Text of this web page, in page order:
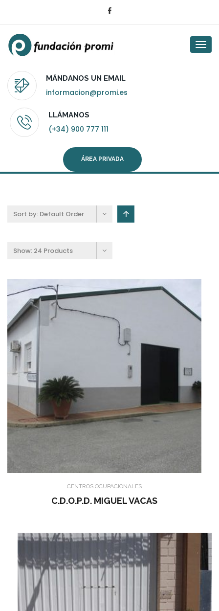
MÁNDANOS UN EMAIL
informacion@promi.es
LLÁMANOS
(+34) 900 777 111
ÁREA PRIVADA
Sort by: Default Order
Show: 24 Products
CENTROS OCUPACIONALES
C.D.O.P.D. MIGUEL VACAS